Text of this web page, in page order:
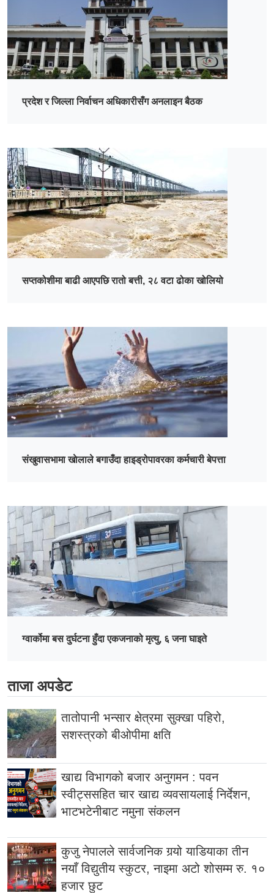
प्रदेश र जिल्ला निर्वाचन अधिकारीसँग अनलाइन बैठक
सप्तकोशीमा बाढी आएपछि रातो बत्ती, २८ वटा ढोका खोलियो
संखुवासभामा खाेलाले बगाउँदा हाइड्रोपावरका कर्मचारी बेपत्ता
ग्वार्कोमा बस दुर्घटना हुँदा एकजनाको मृत्यु, ६ जना घाइते
ताजा अपडेट
तातोपानी भन्सार क्षेत्रमा सुक्खा पहिरो,
सशस्त्रको बीओपीमा क्षति
खाद्य विभागको बजार अनुगमन : पवन
स्वीट्ससहित चार खाद्य व्यवसायलाई निर्देशन,
भाटभटेनीबाट नमुना संकलन
कुजु नेपालले सार्वजनिक गर्‍यो याडियाका तीन
नयाँ विद्युतीय स्कुटर, नाइमा अटो शोसम्म रु. १०
हजार छुट